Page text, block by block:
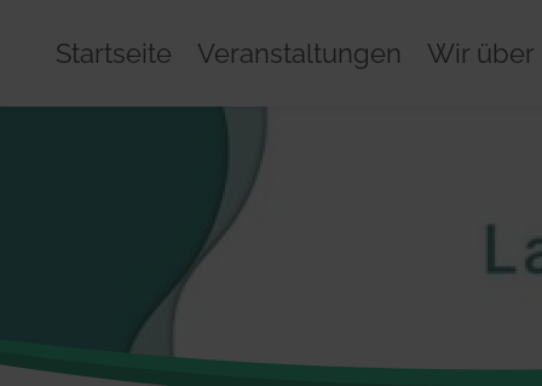
Startseite Veranstaltungen Wir über